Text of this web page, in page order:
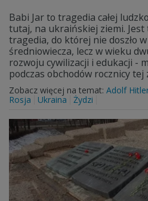
Babi Jar to tragedia całej
tutaj, na ukraińskiej ziemi. Jest
tragedia, do której nie doszło
średniowiecza, lecz w wieku
rozwoju cywilizacji i edukacji -
podczas obchodów rocznicy
Zobacz więcej na temat: Adolf
Rosja
Ukraina Żydzi